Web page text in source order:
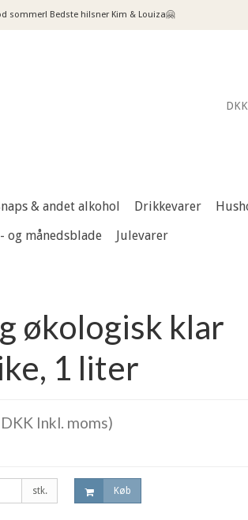
sommer! Bedste hilsner Kim & Louiza🤗
DKK
& andet alkohol Drikkevarer
og månedsblade Julevarer
økologisk klar
1 liter
Inkl. moms)
stk. Køb